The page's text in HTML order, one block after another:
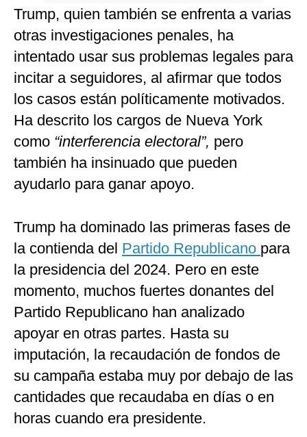
Trump, quien también se enfrenta a varias
otras investigaciones penales, ha
intentado usar sus problemas legales para
incitar a seguidores, al afirmar que todos
los casos están políticamente motivados.
Ha descrito los cargos de Nueva York
como “interferencia electoral”, pero
también ha insinuado que pueden
ayudarlo para ganar apoyo.
Trump ha dominado las primeras fases de
la contienda del Partido Republicano para
la presidencia del 2024. Pero en este
momento, muchos fuertes donantes del
Partido Republicano han analizado
apoyar en otras partes. Hasta su
imputación, la recaudación de fondos de
su campaña estaba muy por debajo de las
cantidades que recaudaba en días o en
horas cuando era presidente.